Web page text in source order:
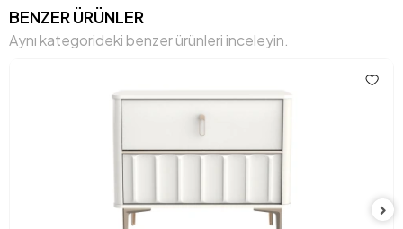
BENZER ÜRÜNLER
Aynı kategorideki benzer ürünleri inceleyin.